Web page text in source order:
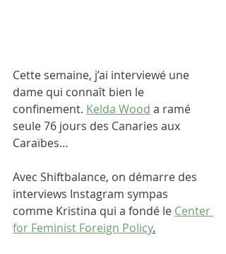
Cette semaine, j’ai interviewé une
dame qui connaît bien le
confinement. Kelda Wood a ramé
seule 76 jours des Canaries aux
Caraïbes…
Avec Shiftbalance, on démarre des
interviews Instagram sympas
comme Kristina qui a fondé le Center
for Feminist Foreign Policy.